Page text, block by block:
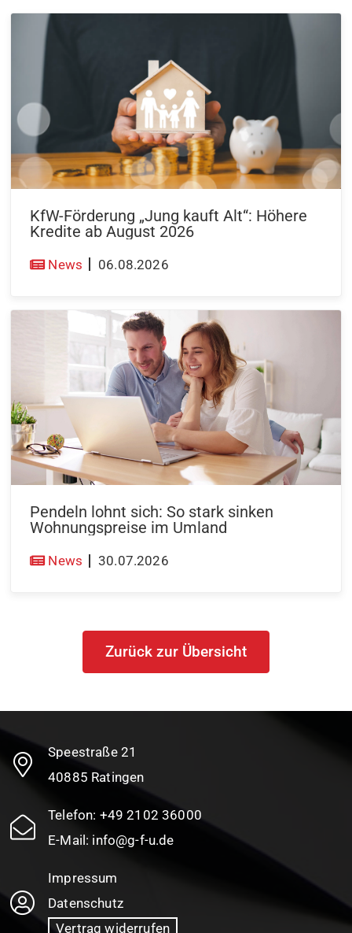
KfW-Förderung „Jung kauft Alt“: Höhere
Kredite ab August 2026
News 06.08.2026
Pendeln lohnt sich: So stark sinken
Wohnungspreise im Umland
News 30.07.2026
Zurück zur Übersicht
Speestraße 21
40885 Ratingen
Telefon: +49 2102 36000
E-Mail: info@g-f-u.de
Impressum
Datenschutz
Vertrag widerrufen